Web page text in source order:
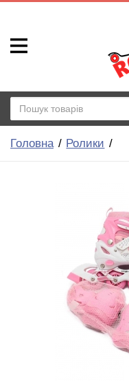
Головна Ролики